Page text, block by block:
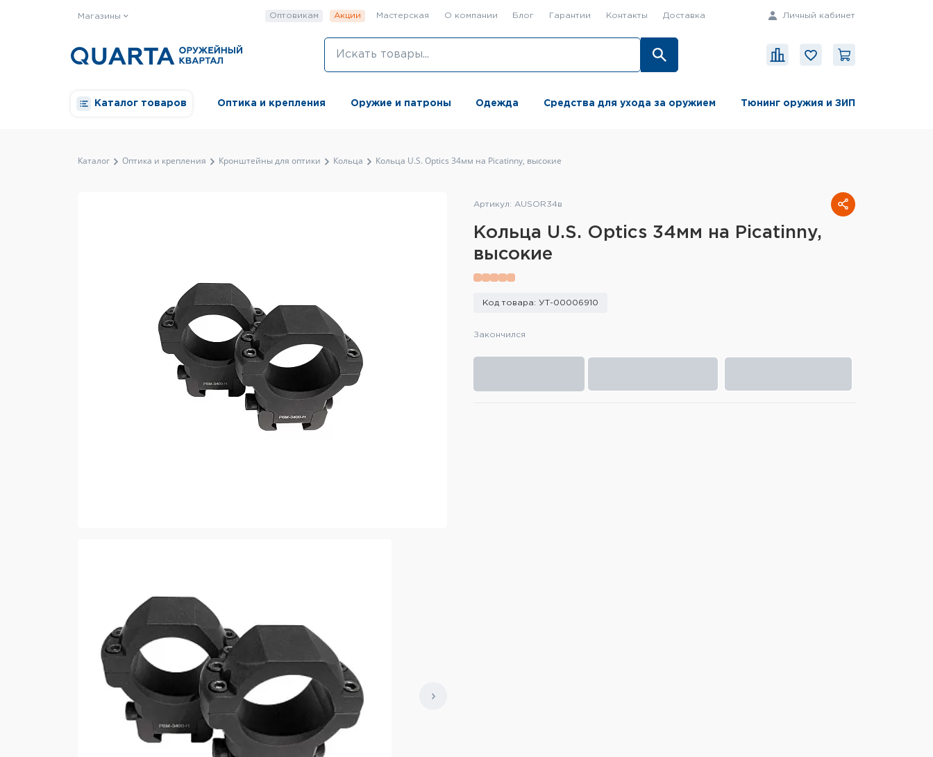
Магазины Оптовикам Акции Мастерская О компании Блог Гарантии Контакты Доставка Личный кабинет
Каталог товаров Оптика и крепления Оружие и патроны Одежда Средства для ухода за оружием Тюнинг оружия и ЗИП
Каталог Оптика и крепления Кронштейны для оптики Кольца Кольца U.S. Optics 34мм на Picatinny, высокие
Артикул: AUSOR34в
Кольца U.S. Optics 34мм на Picatinny,
высокие
Код товара: УТ-00006910
Закончился